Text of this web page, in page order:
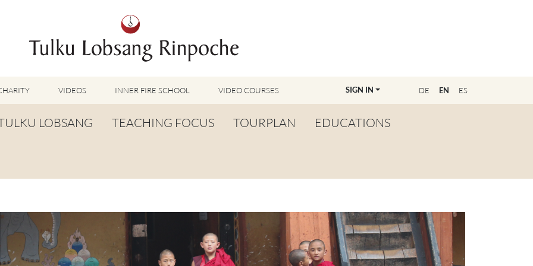
DE EN ES
SIGN IN
VIDEOS
TUMMO VIDEOS
TV-FEATURES & INTERVIEWS
OTHER VIDEOS
INNER FIRE SCHOOL VIDEO COURSES
LOBSANG
LIFE PRAYER
TEACHING FOCUS
LU JONG
TOG CHÖD
TSA LUNG
TOURPLAN EDUCATIONS
BECOME A TEACHER
MASTER CLASS
REGISTRATION